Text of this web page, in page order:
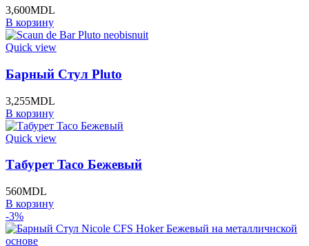
3,600MDL
В корзину
Quick view
Барный Стул Pluto
3,255MDL
В корзину
Quick view
Табурет Taco Бежевый
560MDL
В корзину
-3%